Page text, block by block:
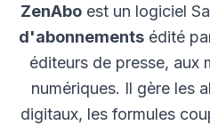
ZenAboest un logiciel
d'abonnementsédité
éditeurs de presse, aux
numériques. Il gère les
digitaux, les formules